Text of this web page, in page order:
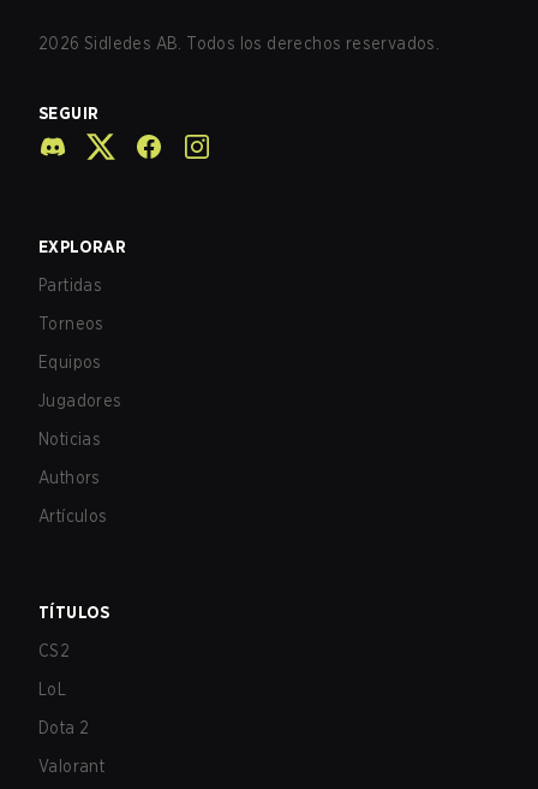
2026 Sidledes AB. Todos los derechos reservados.
SEGUIR
EXPLORAR
Partidas
Torneos
Equipos
Jugadores
Noticias
Authors
Artículos
TÍTULOS
CS2
LoL
Dota 2
Valorant